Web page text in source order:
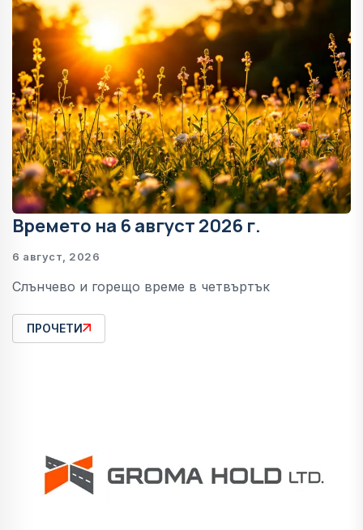
Времето на 6 август 2026 г.
6 август, 2026
Слънчево и горещо време в четвъртък
ПРОЧЕТИ